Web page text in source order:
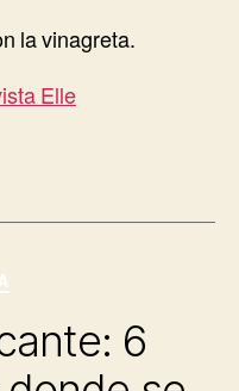
la vinagreta.
Elle
6